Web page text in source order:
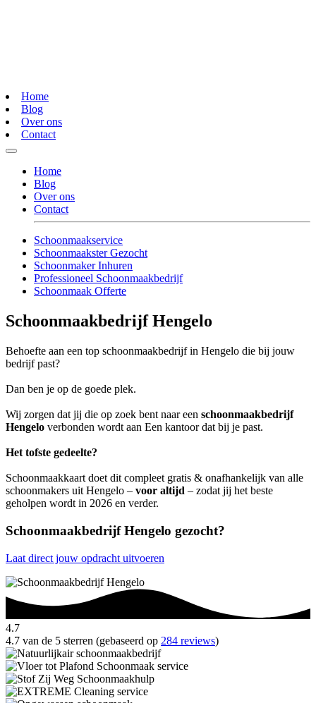
Home
Blog
Over ons
Contact
Home
Blog
Over ons
Contact
Schoonmaakservice
Schoonmaakster Gezocht
Schoonmaker Inhuren
Professioneel Schoonmaakbedrijf
Schoonmaak Offerte
Schoonmaakbedrijf Hengelo
Behoefte aan een top schoonmaakbedrijf in Hengelo die bij jouw
bedrijf past?
Dan ben je op de goede plek.
Wij zorgen dat jij die op zoek bent naar een schoonmaakbedrijf
Hengelo verbonden wordt aan Een kantoor dat bij je past.
Het tofste gedeelte?
Schoonmaakkaart doet dit compleet gratis & onafhankelijk van alle
schoonmakers uit Hengelo – voor altijd – zodat jij het beste
geholpen wordt in 2026 en verder.
Schoonmaakbedrijf Hengelo gezocht?
Laat direct jouw opdracht uitvoeren
4.7
4.7 van de 5 sterren (gebaseerd op 284 reviews)